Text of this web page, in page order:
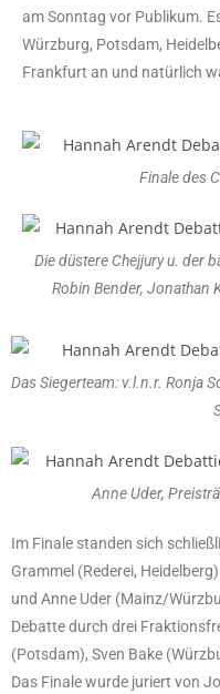
am Sonntag vor Publikum.
Würzburg, Potsdam,
Frankfurt an und natürlich
Finale des
Die düstere Chejjury u. der
Robin Bender, Jonathan
Das Siegerteam: v.l.n.r. Ronja
Anne Uder,
Im Finale standen sich
Grammel (Rederei,
und Anne Uder (Mainz/
Debatte durch drei
(Potsdam), Sven Bake
Das Finale wurde juriert von